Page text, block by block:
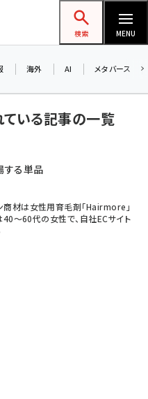
担当者フォーラム
検索 MENU
海外 AI メタバース
ている記事の一覧
する単品
材は女性用育毛剤「Hairmore」
40～60代の女性で、自社ECサイト